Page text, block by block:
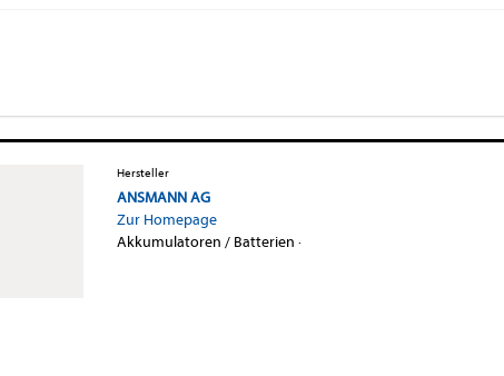
Hersteller
ANSMANN AG
Zur Homepage
Akkumulatoren / Batterien ·